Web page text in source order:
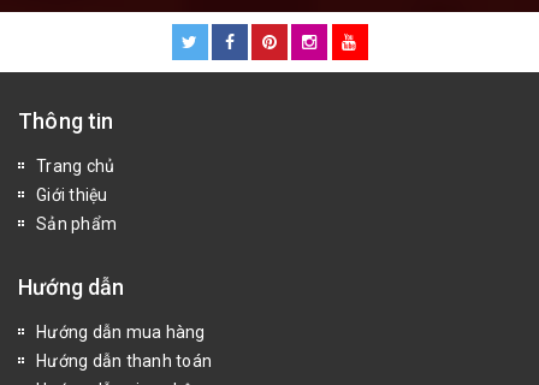
Thông tin
Trang chủ
Giới thiệu
Sản phẩm
Hướng dẫn
Hướng dẫn mua hàng
Hướng dẫn thanh toán